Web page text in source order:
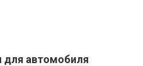
для автомобиля